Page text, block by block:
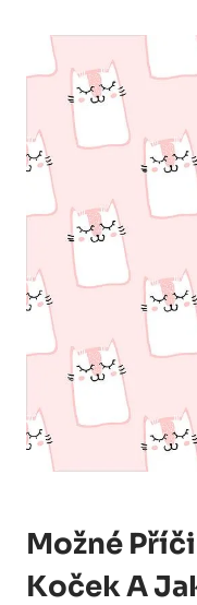
Možné
Koček ⁤a